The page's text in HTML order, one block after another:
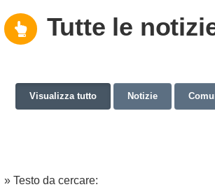
Tutte le
Visualizza tutto Notizie
» Testo da cercare: